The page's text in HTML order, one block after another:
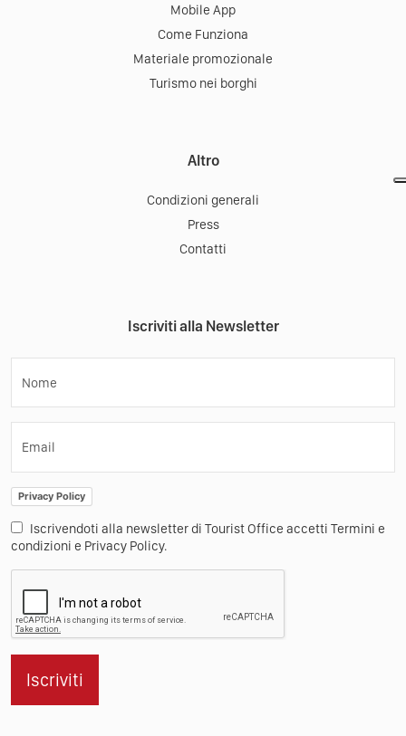
Mobile App
Come Funziona
Materiale promozionale
Turismo nei borghi
Altro
Condizioni generali
Press
Contatti
Iscriviti alla Newsletter
Nome
Email
Privacy Policy
Iscrivendoti alla newsletter di Tourist Office accetti Termini e
condizioni e Privacy Policy.
Iscriviti